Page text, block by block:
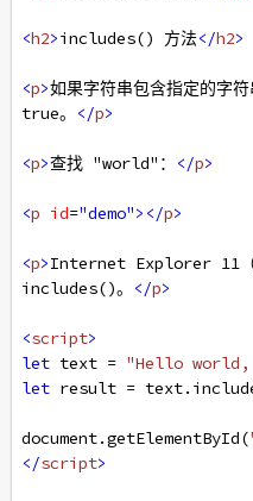
<h2>includes() 方法</h2>
<p>如果字符串包含指定的
true。
</p>
<p>查找 "world"： </p>
<p id="demo"></p>
<p>Internet Explorer 11（
includes()。
</p>
<script>
let text = "Hello world,
let result = text.
document.getElementById(
</script>